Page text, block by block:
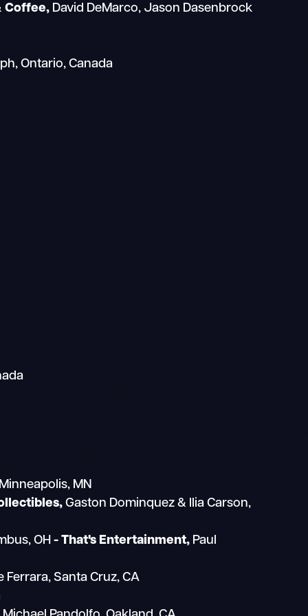
Coffee, David DeMarco, Jason Dasenbrock
Ontario, Canada
MN
Gaston Dominquez & Ilia Carson,
OH- That's Entertainment, Paul
Ferrara, Santa Cruz, CA